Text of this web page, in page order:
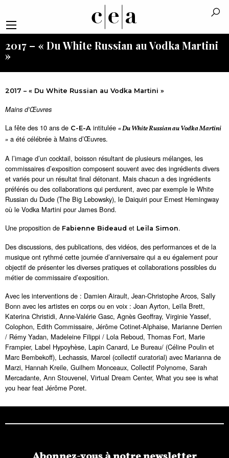
2017 – « Du White Russian au Vodka Martini
»
2017 – « Du White Russian au Vodka Martini »
Mains d’Œuvres
La fête des 10 ans de C-E-A intitulée « Du White Russian au Vodka Martini
» a été célébrée à Mains d’Œuvres.
A l’image d’un cocktail, boisson résultant de plusieurs mélanges, les
commissaires d’exposition composent souvent avec des ingrédients divers
et variés pour un résultat final détonant. Mais chacun a des ingrédients
préférés ou des collaborations qui perdurent, avec par exemple le White
Russian du Dude (The Big Lebowsky), le Daiquiri pour Ernest Hemingway
où le Vodka Martini pour James Bond.
Une proposition de Fabienne Bideaud et Leïla Simon.
Des discussions, des publications, des vidéos, des performances et de la
musique ont rythmé cette journée d’anniversaire qui a eu également pour
objectif de présenter les diverses pratiques et collaborations possibles du
métier de commissaire d’exposition.
Avec les interventions de : Damien Airault, Jean-Christophe Arcos, Sally
Bonn avec les artistes en corps ou en voix : Joan Ayrton, Leïla Brett,
Katerina Christidi, Anne-Valérie Gasc, Agnès Geoffray, Virginie Yassef,
Colophon, Edith Commissaire, Jérôme Cotinet-Alphaise, Marianne Derrien
/ Rémy Yadan, Madeleine Filippi / Lola Reboud, Thomas Fort, Marie
Frampier, Label Hypoyhèse, Lapin Canard, Le Bureau/ (Céline Poulin et
Marc Bembekoff), Lechassis, Marcel (collectif curatorial) avec Marianna de
Marzi, Hannah Kreile, Guilhem Monceaux, Collectif Polynome, Sarah
Mercadante, Ann Stouvenel, Virtual Dream Center, What you see is what
you hear feat Jérôme Poret.